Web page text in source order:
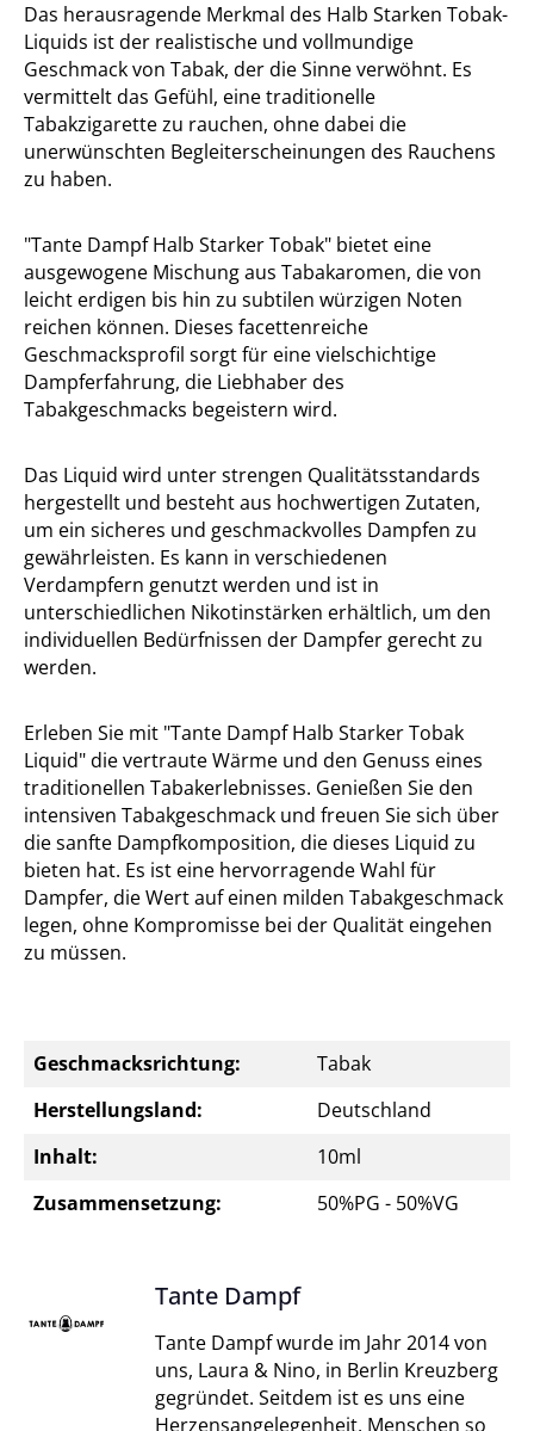
Das herausragende Merkmal des Halb Starken Tobak-
Liquids ist der realistische und vollmundige
Geschmack von Tabak, der die Sinne verwöhnt. Es
vermittelt das Gefühl, eine traditionelle
Tabakzigarette zu rauchen, ohne dabei die
unerwünschten Begleiterscheinungen des Rauchens
zu haben.
"Tante Dampf Halb Starker Tobak" bietet eine
ausgewogene Mischung aus Tabakaromen, die von
leicht erdigen bis hin zu subtilen würzigen Noten
reichen können. Dieses facettenreiche
Geschmacksprofil sorgt für eine vielschichtige
Dampferfahrung, die Liebhaber des
Tabakgeschmacks begeistern wird.
Das Liquid wird unter strengen Qualitätsstandards
hergestellt und besteht aus hochwertigen Zutaten,
um ein sicheres und geschmackvolles Dampfen zu
gewährleisten. Es kann in verschiedenen
Verdampfern genutzt werden und ist in
unterschiedlichen Nikotinstärken erhältlich, um den
individuellen Bedürfnissen der Dampfer gerecht zu
werden.
Erleben Sie mit "Tante Dampf Halb Starker Tobak
Liquid" die vertraute Wärme und den Genuss eines
traditionellen Tabakerlebnisses. Genießen Sie den
intensiven Tabakgeschmack und freuen Sie sich über
die sanfte Dampfkomposition, die dieses Liquid zu
bieten hat. Es ist eine hervorragende Wahl für
Dampfer, die Wert auf einen milden Tabakgeschmack
legen, ohne Kompromisse bei der Qualität eingehen
zu müssen.
Geschmacksrichtung:
Tabak
Herstellungsland:
Deutschland
Inhalt:
10ml
Zusammensetzung:
50%PG - 50%VG
Tante Dampf
Tante Dampf wurde im Jahr 2014 von
uns, Laura & Nino, in Berlin Kreuzberg
gegründet. Seitdem ist es uns eine
Herzensangelegenheit, Menschen so